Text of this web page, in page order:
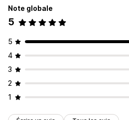
Note globale
5
5
4
3
2
1